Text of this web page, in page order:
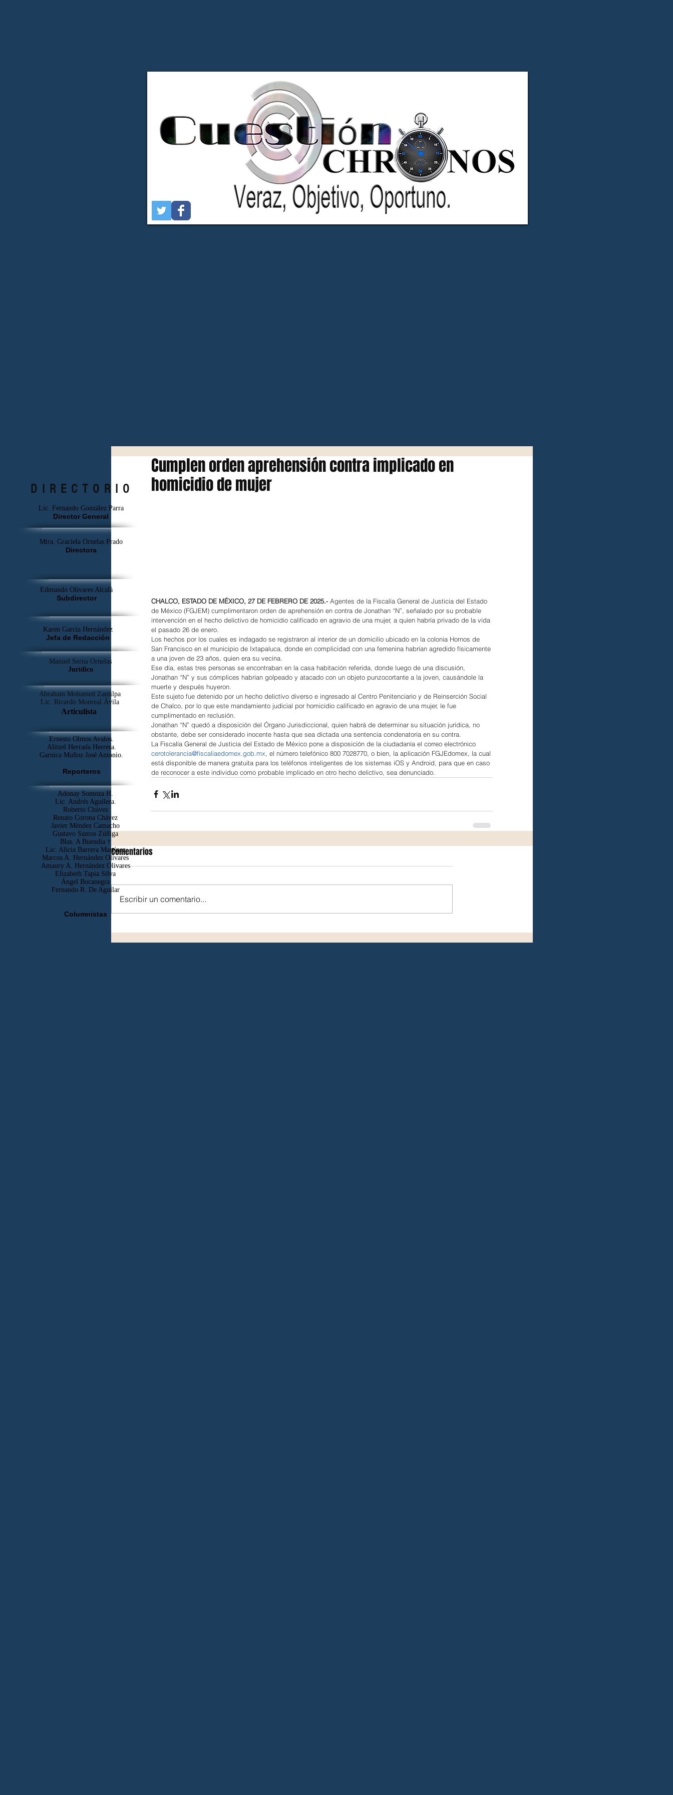
Cumplen orden aprehensión contra implicado en
homicidio de mujer
CHALCO, ESTADO DE MÉXICO, 27 DE FEBRERO DE 2025.- Agentes de la Fiscalía General de Justicia del Estado
de México (FGJEM) cumplimentaron orden de aprehensión en contra de Jonathan “N”, señalado por su probable
intervención en el hecho delictivo de homicidio calificado en agravio de una mujer, a quien habría privado de la vida
el pasado 26 de enero.
Los hechos por los cuales es indagado se registraron al interior de un domicilio ubicado en la colonia Hornos de
San Francisco en el municipio de Ixtapaluca, donde en complicidad con una femenina habrían agredido físicamente
a una joven de 23 años, quien era su vecina.
Ese día, estas tres personas se encontraban en la casa habitación referida, donde luego de una discusión,
Jonathan “N” y sus cómplices habrían golpeado y atacado con un objeto punzocortante a la joven, causándole la
muerte y después huyeron.
Este sujeto fue detenido por un hecho delictivo diverso e ingresado al Centro Penitenciario y de Reinserción Social
de Chalco, por lo que este mandamiento judicial por homicidio calificado en agravio de una mujer, le fue
cumplimentado en reclusión.
Jonathan “N” quedó a disposición del Órgano Jurisdiccional, quien habrá de determinar su situación jurídica, no
obstante, debe ser considerado inocente hasta que sea dictada una sentencia condenatoria en su contra.
La Fiscalía General de Justicia del Estado de México pone a disposición de la ciudadanía el correo electrónico
cerotolerancia@fiscaliaedomex.gob.mx , el número telefónico 800 7028770, o bien, la aplicación FGJEdomex, la cual
está disponible de manera gratuita para los teléfonos inteligentes de los sistemas iOS y Android, para que en caso
de reconocer a este individuo como probable implicado en otro hecho delictivo, sea denunciado.
Comentarios
Escribir un comentario...
DIRECTORIO
Lic. Fernando González Parra
Director General
Mtra. Graciela Ornelas Prado
Directora
Edmundo Olivares Alcalá
Subdirector
Karen García Hernández
Jefa de Redacción
Manuel Serna Ornelas
Jurídico
Abraham Mohamed Zamilpa
Lic. Ricardo Monreal Ávila
Articulista
Ernesto Olmos Avalos.
Alitzel Herrada Herrera.
Garnica Muñoz José Antonio.
Reporteros
Adonay Somoza H.
Lic. Andrés Aguilera.
Roberto Chávez
Renato Corona Chávez
Javier Méndez Camacho
Gustavo Santos Zúñiga
Blas. A Buendía †
​Lic. Alicia Barrera Martínez
Marcos A. Hernández Olivares
Amaury A. Hernández Olivares
Elizabeth Tapia Silva
Ángel Bocanegra
Fernando R. De Aguilar
Columnistas